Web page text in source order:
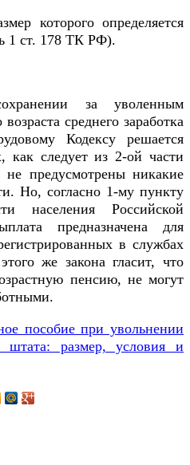
которого определяется
1 ст. 178 ТК РФ).
за уволенным
среднего заработка
Кодексу решается
как следует из 2-ой части
не предусмотрены никакие
Но, согласно 1-му пункту
населения Российской
предназначена для
в службах
же закона гласит, что
пенсию, не могут
пособие при увольнении
размер, условия и